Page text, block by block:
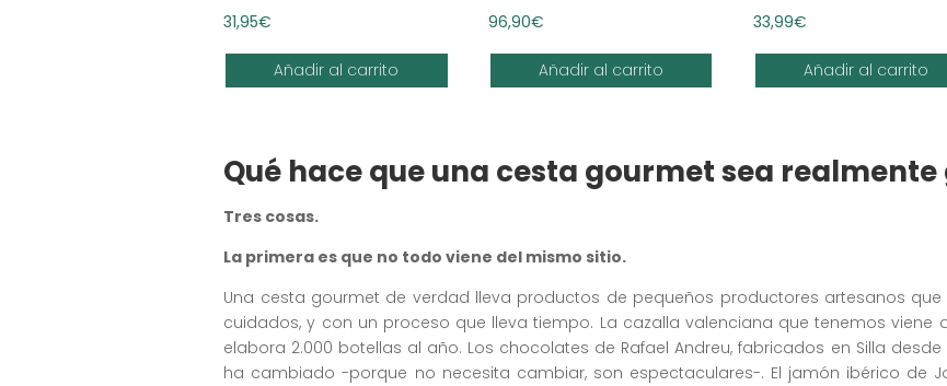
31,95€
Añadir al carrito
96,90€
Añadir al carrito
33,99€
Añadir al carrito
Qué hace que una cesta gourmet sea
Tres cosas.
La primera es que no todo viene del mismo sitio.
Una cesta gourmet de verdad lleva productos de pequeños productores artesanos
cuidados, y con un proceso que lleva tiempo. La cazalla valenciana que tenemos viene
elabora 2.000 botellas al año. Los chocolates de Rafael Andreu, fabricados en Silla
ha cambiado -porque no necesita cambiar, son espectaculares-. El jamón ibérico de